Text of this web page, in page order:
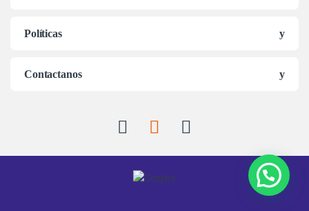
Políticas
Contactanos